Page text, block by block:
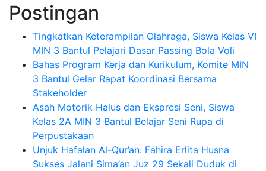
Postingan
Tingkatkan Keterampilan Olahraga, Siswa Kelas VI
MIN 3 Bantul Pelajari Dasar Passing Bola Voli
Bahas Program Kerja dan Kurikulum, Komite MIN
3 Bantul Gelar Rapat Koordinasi Bersama
Stakeholder
Asah Motorik Halus dan Ekspresi Seni, Siswa
Kelas 2A MIN 3 Bantul Belajar Seni Rupa di
Perpustakaan
Unjuk Hafalan Al-Qur’an: Fahira Erlita Husna
Sukses Jalani Sima’an Juz 29 Sekali Duduk di